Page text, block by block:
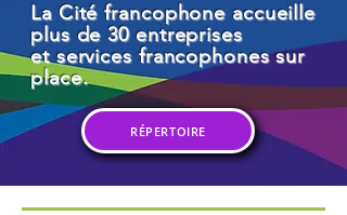
La Cité francophone accueille
plus de 30 entreprises
et services francophones sur
place.
RÉPERTOIRE